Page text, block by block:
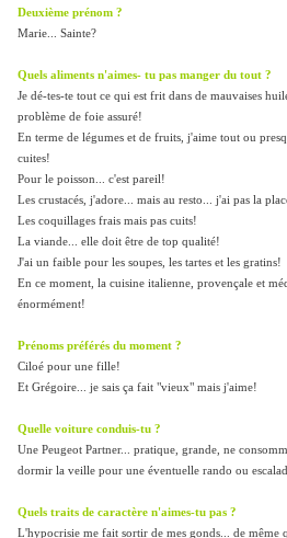
Deuxième prénom ?
Marie... Sainte?
Quels aliments n'aimes- tu pas manger du tout ?
Je dé-tes-te tout ce qui est frit dans de mauvaises
problème de foie assuré!
En terme de légumes et de fruits, j'aime tout ou
cuites!
Pour le poisson... c'est pareil!
Les crustacés, j'adore... mais au resto... j'ai pas la
Les coquillages frais mais pas cuits!
La viande... elle doit être de top qualité!
J'ai un faible pour les soupes, les tartes et les gratins!
En ce moment, la cuisine italienne, provençale et
énormément!
Prénoms préférés du moment ?
Ciloé pour une fille!
Et Grégoire... je sais ça fait "vieux" mais j'aime!
Quelle voiture conduis-tu ?
Une Peugeot Partner... pratique, grande, ne
dormir la veille pour une éventuelle rando ou
Quels traits de caractère n'aimes-tu pas ?
L'hypocrisie me fait sortir de mes gonds... de même